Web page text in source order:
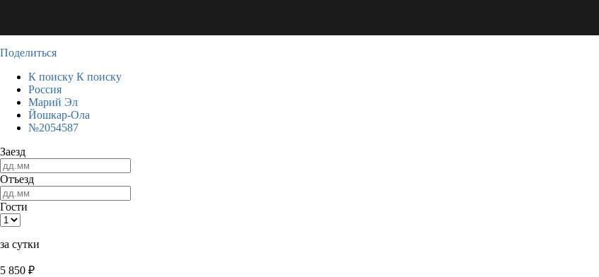
Поделиться
К поиску К поиску
Россия
Марий Эл
Йошкар-Ола
№2054587
Заезд
Отъезд
Гости
за сутки
5 850 ₽